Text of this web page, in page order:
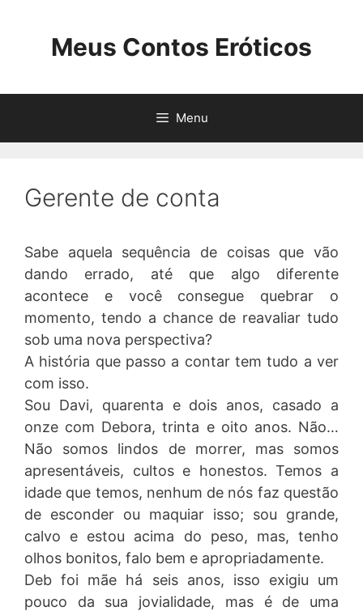
Meus Contos Eróticos
Menu
Gerente de conta
Sabe aquela sequência de coisas que vão
dando errado, até que algo diferente
acontece e você consegue quebrar o
momento, tendo a chance de reavaliar tudo
sob uma nova perspectiva?
A história que passo a contar tem tudo a ver
com isso.
Sou Davi, quarenta e dois anos, casado a
onze com Debora, trinta e oito anos. Não…
Não somos lindos de morrer, mas somos
apresentáveis, cultos e honestos. Temos a
idade que temos, nenhum de nós faz questão
de esconder ou maquiar isso; sou grande,
calvo e estou acima do peso, mas, tenho
olhos bonitos, falo bem e apropriadamente.
Deb foi mãe há seis anos, isso exigiu um
pouco da sua jovialidade, mas é de uma